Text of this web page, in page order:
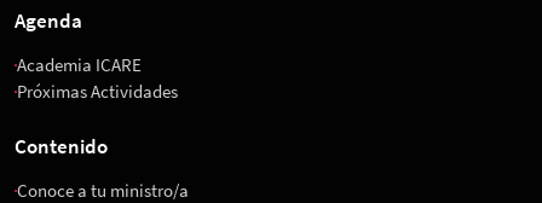
Agenda
Academia ICARE
Próximas Actividades
Contenido
Conoce a tu ministro/a